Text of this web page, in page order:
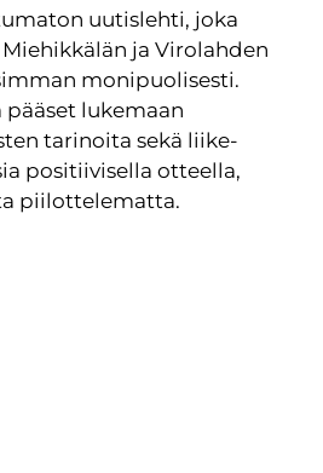
uutislehti, joka
ja Virolahden
monipuolisesti.
lukemaan
tarinoita sekä liike-
positiivisella otteella,
piilottelematta.